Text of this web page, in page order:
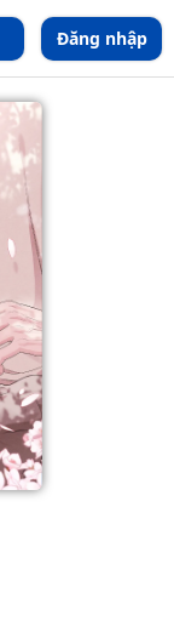
Đăng nhập